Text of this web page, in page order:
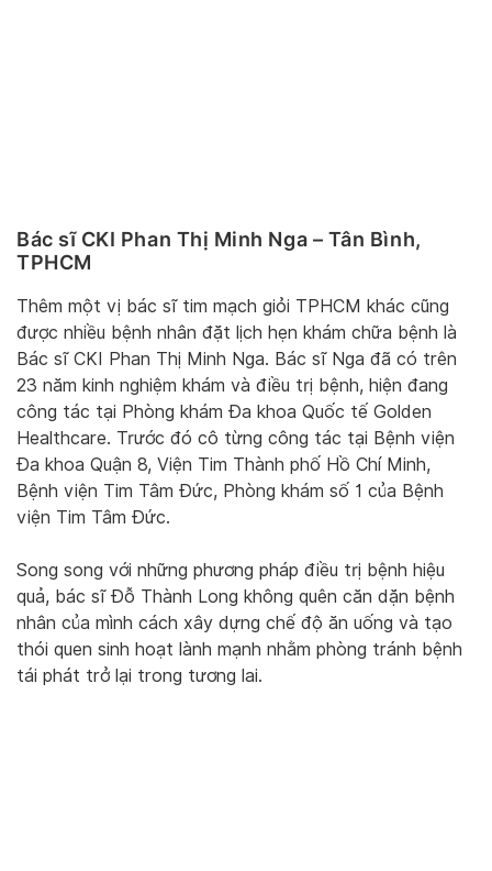
Bác sĩ CKI Phan Thị Minh Nga – Tân Bình,
TPHCM
Thêm một vị bác sĩ tim mạch giỏi TPHCM khác cũng
được nhiều bệnh nhân đặt lịch hẹn khám chữa bệnh là
Bác sĩ CKI Phan Thị Minh Nga. Bác sĩ Nga đã có trên
23 năm kinh nghiệm khám và điều trị bệnh, hiện đang
công tác tại Phòng khám Đa khoa Quốc tế Golden
Healthcare. Trước đó cô từng công tác tại Bệnh viện
Đa khoa Quận 8, Viện Tim Thành phố Hồ Chí Minh,
Bệnh viện Tim Tâm Đức, Phòng khám số 1 của Bệnh
viện Tim Tâm Đức.
Song song với những phương pháp điều trị bệnh hiệu
quả, bác sĩ Đỗ Thành Long không quên căn dặn bệnh
nhân của mình cách xây dựng chế độ ăn uống và tạo
thói quen sinh hoạt lành mạnh nhằm phòng tránh bệnh
tái phát trở lại trong tương lai.